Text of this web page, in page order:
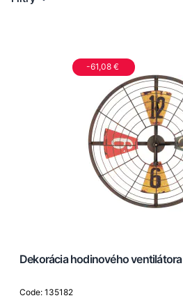
-61,08 €
Dekorácia hodinového ventilátora
Code: 135182